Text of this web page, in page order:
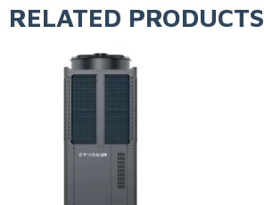
RELATED PRODUCTS